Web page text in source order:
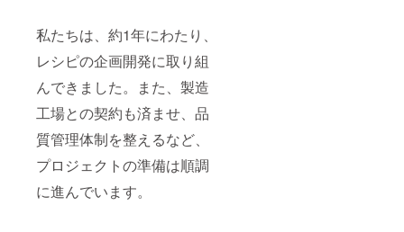
私たちは、約1年にわたり、
レシピの企画開発に取り組
んできました。また、製造
工場との契約も済ませ、品
質管理体制を整えるなど、
プロジェクトの準備は順調
に進んでいます。